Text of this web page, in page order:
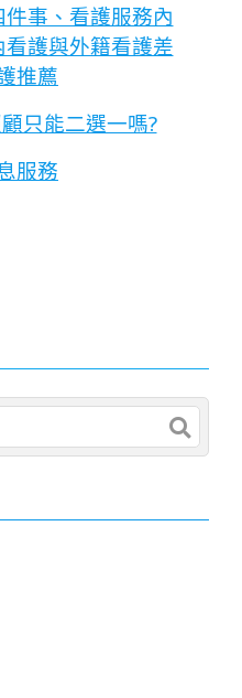
事、看護服務內
護與外籍看護差
推薦
只能二選一嗎?
服務